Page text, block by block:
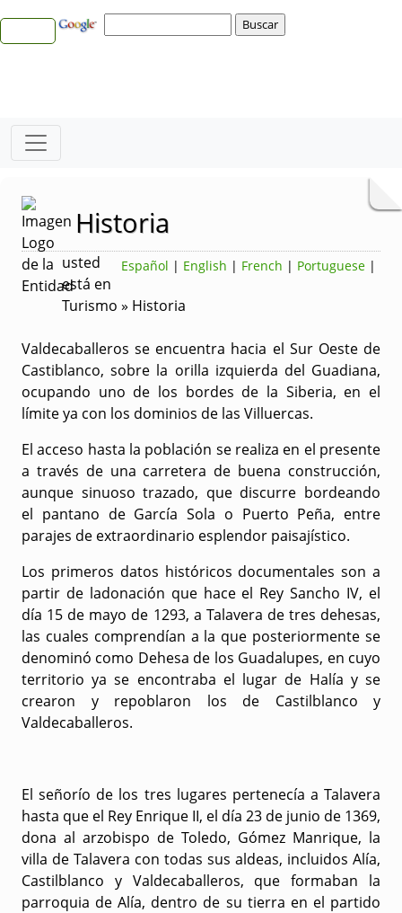
Historia
Español | English | French | Portuguese |
usted
está en
Turismo » Historia
Valdecaballeros se encuentra hacia el Sur Oeste de
Castiblanco, sobre la orilla izquierda del Guadiana,
ocupando uno de los bordes de la Siberia, en el
límite ya con los dominios de las Villuercas.
El acceso hasta la población se realiza en el presente
a través de una carretera de buena construcción,
aunque sinuoso trazado, que discurre bordeando
el pantano de García Sola o Puerto Peña, entre
parajes de extraordinario esplendor paisajístico.
Los primeros datos históricos documentales son a
partir de ladonación que hace el Rey Sancho IV, el
día 15 de mayo de 1293, a Talavera de tres dehesas,
las cuales comprendían a la que posteriormente se
denominó como Dehesa de los Guadalupes, en cuyo
territorio ya se encontraba el lugar de Halía y se
crearon y repoblaron los de Castilblanco y
Valdecaballeros.
El señorío de los tres lugares pertenecía a Talavera
hasta que el Rey Enrique II, el día 23 de junio de 1369,
dona al arzobispo de Toledo, Gómez Manrique, la
villa de Talavera con todas sus aldeas, incluidos Alía,
Castilblanco y Valdecaballeros, que formaban la
parroquia de Alía, dentro de su tierra en el partido